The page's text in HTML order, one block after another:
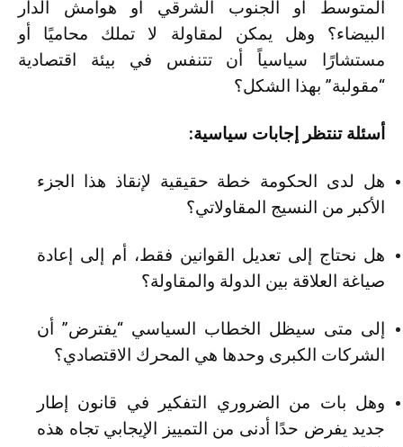
المتوسط أو الجنوب الشرقي أو هوامش الدار
البيضاء؟ وهل يمكن لمقاولة لا تملك محاميًا أو
مستشارًا سياسياً أن تتنفس في بيئة اقتصادية
“مقولبة” بهذا الشكل؟
أسئلة تنتظر إجابات سياسية:
هل لدى الحكومة خطة حقيقية لإنقاذ هذا الجزء
الأكبر من النسيج المقاولاتي؟
هل نحتاج إلى تعديل القوانين فقط، أم إلى إعادة
صياغة العلاقة بين الدولة والمقاولة؟
إلى متى سيظل الخطاب السياسي “يفترض” أن
الشركات الكبرى وحدها هي المحرك الاقتصادي؟
وهل بات من الضروري التفكير في قانون إطار
جديد يفرض حدًا أدنى من التمييز الإيجابي تجاه هذه